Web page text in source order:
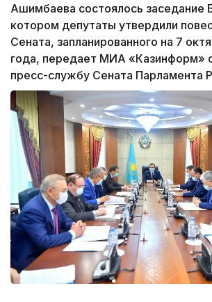
Ашимбаева состоялось заседание
котором депутаты утвердили
Сената, запланированного на 7
года, передает МИА «Казинформ»
пресс-службу Сената Парламента